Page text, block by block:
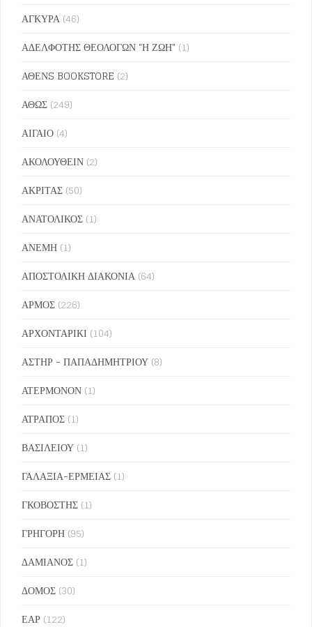
ΑΓΚΥΡΑ (46)
ΑΔΕΛΦΟΤΗΣ ΘΕΟΛΟΓΩΝ "Η ΖΩΗ" (1)
ΑΘΕΝS BOOKSTORE (2)
ΑΘΩΣ (249)
ΑΙΓΑΙΟ (4)
ΑΚΟΛΟΥΘΕΙΝ (2)
ΑΚΡΙΤΑΣ (50)
ΑΝΑΤΟΛΙΚΟΣ (1)
ΑΝΕΜΗ (1)
ΑΠΟΣΤΟΛΙΚΗ ΔΙΑΚΟΝΙΑ (64)
ΑΡΜΟΣ (226)
ΑΡΧΟΝΤΑΡΙΚΙ (104)
ΑΣΤΗΡ - ΠΑΠΑΔΗΜΗΤΡΙΟΥ (8)
ΑΤΕΡΜΟΝΟΝ (1)
ΑΤΡΑΠΟΣ (1)
ΒΑΣΙΛΕΙΟΥ (1)
ΓΑΛΑΞΙΑ-ΕΡΜΕΙΑΣ (1)
ΓΚΟΒΟΣΤΗΣ (1)
ΓΡΗΓΟΡΗ (95)
ΔΑΜΙΑΝΟΣ (1)
ΔΟΜΟΣ (30)
ΕΑΡ (122)